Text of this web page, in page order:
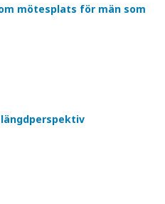
mötesplats för män som